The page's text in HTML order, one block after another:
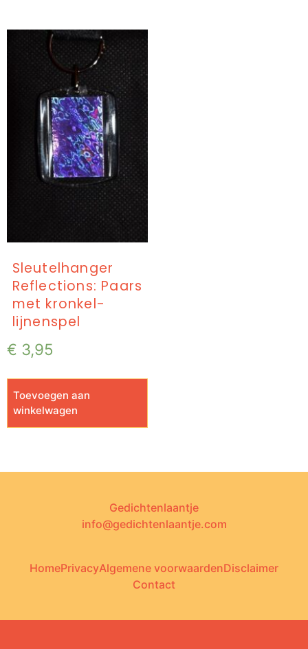
Sleutelhanger
Reflections: Paars
met kronkel-
lijnenspel
€ 3,95
Toevoegen aan
winkelwagen
Gedichtenlaantje
info@gedichtenlaantje.com
HomePrivacyAlgemene voorwaardenDisclaimer
Contact